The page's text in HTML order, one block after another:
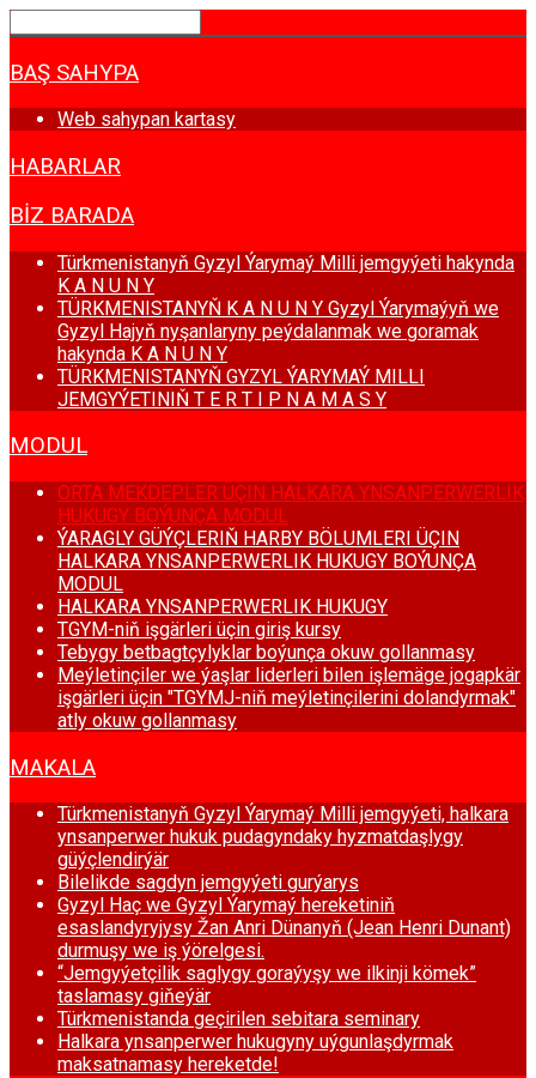
BAŞ SAHYPA
Web sahypan kartasy
HABARLAR
BIZ BARADA
Türkmenistanyň Gyzyl Ýarymaý Milli jemgyýeti hakynda
K A N U N Y
TÜRKMENISTANYŇ K A N U N Y Gyzyl Ýarymaýyň we
Gyzyl Hajyň nyşanlaryny peýdalanmak we goramak
hakynda K A N U N Y
TÜRKMENISTANYŇ GYZYL ÝARYMAÝ MILLI
JEMGYÝETINIŇ T E R T I P N A M A S Y
MODUL
ORTA MEKDEPLER ÜÇIN HALKARA YNSANPERWERLIK
HUKUGY BOÝUNÇA MODUL
ÝARAGLY GÜÝÇLERIŇ HARBY BÖLUMLERI ÜÇIN
HALKARA YNSANPERWERLIK HUKUGY BOÝUNÇA
MODUL
HALKARA YNSANPERWERLIK HUKUGY
TGYM-niň işgärleri üçin giriş kursy
Tebygy betbagtçylyklar boýunça okuw gollanmasy
Meýletinçiler we ýaşlar liderleri bilen işlemäge jogapkär
işgärleri üçin "TGYMJ-niň meýletinçilerini dolandyrmak"
atly okuw gollanmasy
MAKALA
Türkmenistanyň Gyzyl Ýarymaý Milli jemgyýeti, halkara
ynsanperwer hukuk pudagyndaky hyzmatdaşlygy
güýçlendirýär
Bilelikde sagdyn jemgyýeti gurýarys
Gyzyl Haç we Gyzyl Ýarymaý hereketiniň
esaslandyryjysy Žan Anri Dünanyň (Jean Henri Dunant)
durmuşy we iş ýörelgesi.
“Jemgyýetçilik saglygy goraýyşy we ilkinji kömek”
taslamasy giňeýär
Türkmenistanda geçirilen sebitara seminary
Halkara ynsanperwer hukugyny uýgunlaşdyrmak
maksatnamasy hereketde!